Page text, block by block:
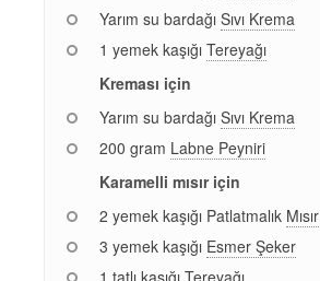
Yarım su bardağı Sıvı Krema
1 yemek kaşığı Tereyağı
Kreması için
Yarım su bardağı Sıvı Krema
200 gram Labne Peyniri
Karamelli mısır için
2 yemek kaşığı Patlatmalık Mısır
3 yemek kaşığı Esmer Şeker
1 tatlı kaşığı Tereyağı